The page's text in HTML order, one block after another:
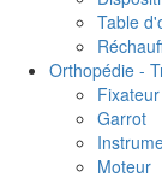
Table
Orthopédie -
Garrot
Moteur